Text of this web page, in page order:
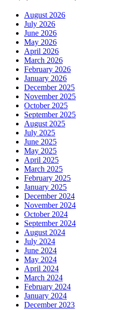
August 2026
July 2026
June 2026
May 2026
April 2026
March 2026
February 2026
January 2026
December 2025
November 2025
October 2025
September 2025
August 2025
July 2025
June 2025
May 2025
April 2025
March 2025
February 2025
January 2025
December 2024
November 2024
October 2024
September 2024
August 2024
July 2024
June 2024
May 2024
April 2024
March 2024
February 2024
January 2024
December 2023